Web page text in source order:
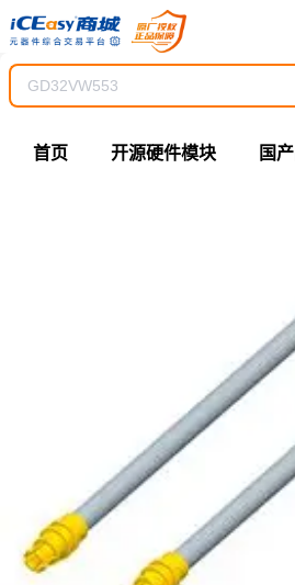
首页 开源硬件模块 国